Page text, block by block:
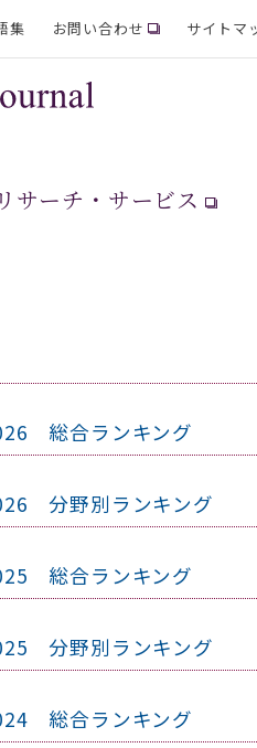
集 お問い合わせ サイトマ
リサーチ・サービス
総合ランキング
分野別ランキング
総合ランキング
分野別ランキング
総合ランキング